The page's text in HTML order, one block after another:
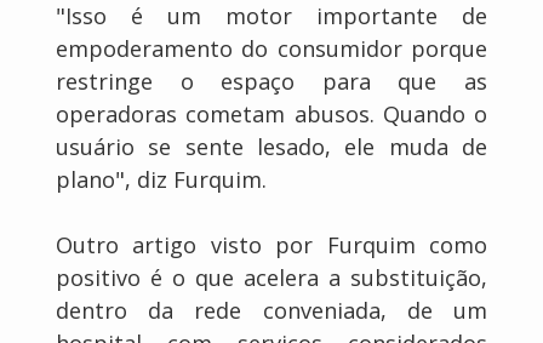
"Isso é um motor importante de
empoderamento do consumidor porque
restringe o espaço para que as
operadoras cometam abusos. Quando o
usuário se sente lesado, ele muda de
plano", diz Furquim.
Outro artigo visto por Furquim como
positivo é o que acelera a substituição,
dentro da rede conveniada, de um